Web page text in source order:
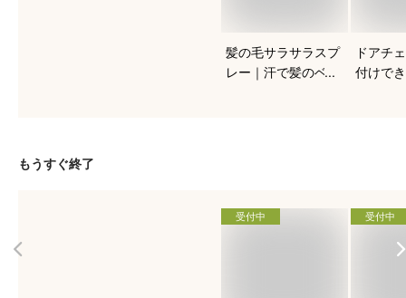
髪の毛サラサラスプ
レー｜汗で髪のベタ
ドアチ
付けで
もうすぐ終了
受付中 受付中